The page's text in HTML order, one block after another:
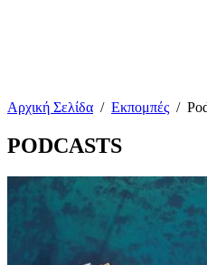
Αρχική Σελίδα / Εκπομπές /
PODCASTS